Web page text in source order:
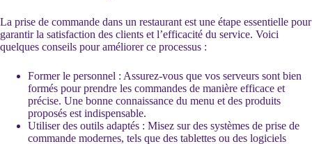
La prise de commande dans un restaurant est une étape essentielle pour
garantir la satisfaction des clients et l’efficacité du service. Voici
quelques conseils pour améliorer ce processus :
Former le personnel : Assurez-vous que vos serveurs sont bien
formés pour prendre les commandes de manière efficace et
précise. Une bonne connaissance du menu et des produits
proposés est indispensable.
Utiliser des outils adaptés : Misez sur des systèmes de prise de
commande modernes, tels que des tablettes ou des logiciels